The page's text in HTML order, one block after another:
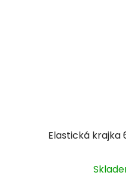
Elastická